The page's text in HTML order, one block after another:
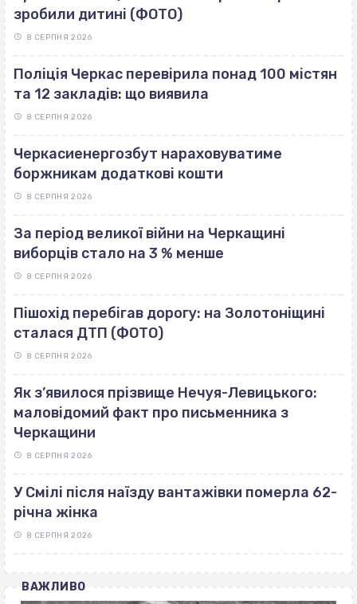
зробили дитині (ФОТО)
8 СЕРПНЯ 2026
Поліція Черкас перевірила понад 100 містян
та 12 закладів: що виявила
8 СЕРПНЯ 2026
Черкасиенергозбут нараховуватиме
боржникам додаткові кошти
8 СЕРПНЯ 2026
За період великої війни на Черкащині
виборців стало на 3 % менше
8 СЕРПНЯ 2026
Пішохід перебігав дорогу: на Золотоніщині
сталася ДТП (ФОТО)
8 СЕРПНЯ 2026
Як з’явилося прізвище Нечуя-Левицького:
маловідомий факт про письменника з
Черкащини
8 СЕРПНЯ 2026
У Смілі після наїзду вантажівки померла 62-
річна жінка
8 СЕРПНЯ 2026
ВАЖЛИВО